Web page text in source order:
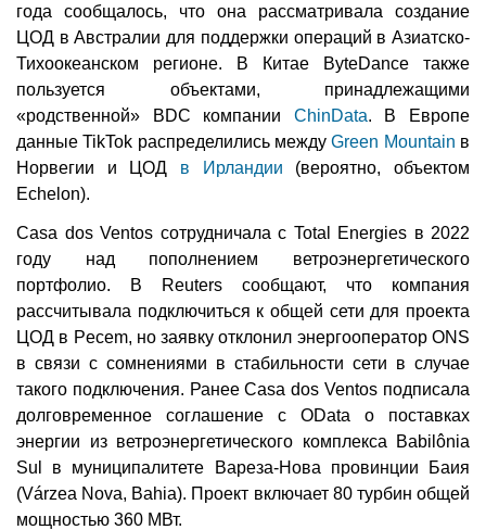
года сообщалось, что она рассматривала создание
ЦОД в Австралии для поддержки операций в Азиатско-
Тихоокеанском регионе. В Китае ByteDance также
пользуется объектами, принадлежащими
«родственной» BDC компании ChinData. В Европе
данные TikTok распределились междуGreen Mountain в
Норвегии и ЦОД в Ирландии (вероятно, объектом
Echelon).
Casa dos Ventos сотрудничала с Total Energies в 2022
году над пополнением ветроэнергетического
портфолио. В Reuters сообщают, что компания
рассчитывала подключиться к общей сети для проекта
ЦОД в Pecem, но заявку отклонил энергооператор ONS
в связи с сомнениями в стабильности сети в случае
такого подключения. Ранее Casa dos Ventos подписала
долговременное соглашение с OData о поставках
энергии из ветроэнергетического комплекса Babilônia
Sul в муниципалитете Вареза-Нова провинции Баия
(Várzea Nova, Bahia). Проект включает 80 турбин общей
мощностью 360 МВт.